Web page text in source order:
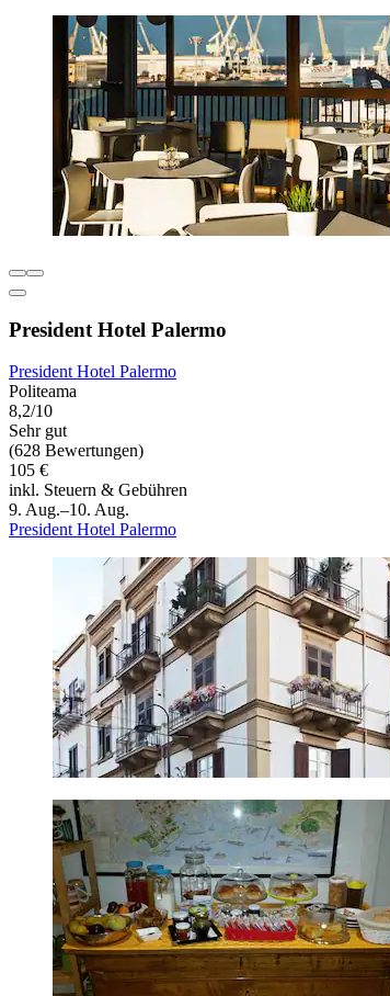
President Hotel Palermo
President Hotel Palermo
Politeama
8,2/10
Sehr gut
(628 Bewertungen)
105 €
inkl. Steuern & Gebühren
9. Aug.–10. Aug.
President Hotel Palermo